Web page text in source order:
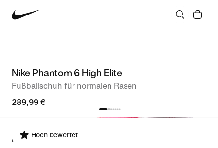
Nike Phantom 6 High Elite
Fußballschuh für normalen Rasen
289,99 €
Hoch bewertet
Passform auswählen